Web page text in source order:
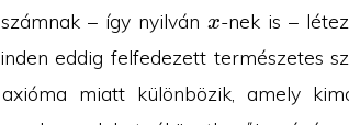
– így nyilván x
x-nek is –
eddig felfedezett természetes
miatt különbözik, amely